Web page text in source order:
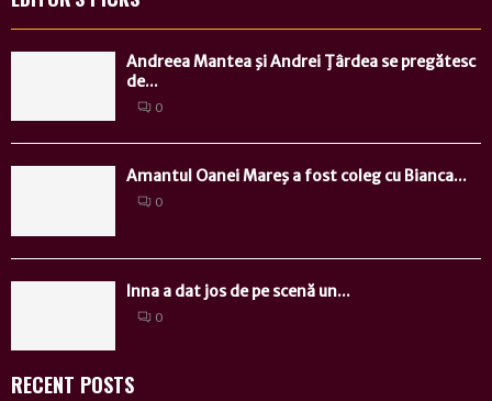
Andreea Mantea şi Andrei Ţârdea se pregătesc
de...
0
Amantul Oanei Mareş a fost coleg cu Bianca...
0
Inna a dat jos de pe scenă un...
0
RECENT POSTS